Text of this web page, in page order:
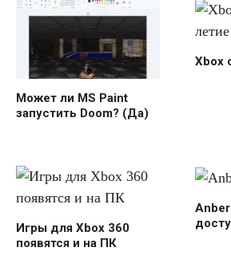
Может ли MS Paint
запустить Doom? (Да)
Xbox
Игры для Xbox 360
появятся и на ПК